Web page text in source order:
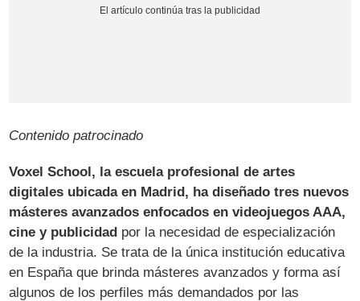
Contenido patrocinado
Voxel School, la escuela profesional de artes
digitales ubicada en Madrid, ha diseñado tres nuevos
másteres avanzados enfocados en videojuegos AAA,
cine y publicidad por la necesidad de especialización
de la industria. Se trata de la única institución educativa
en España que brinda másteres avanzados y forma así
algunos de los perfiles más demandados por las